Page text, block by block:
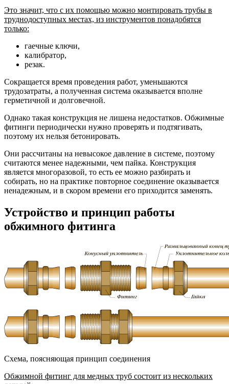
Это значит, что с их помощью можно монтировать трубы в
труднодоступных местах, из инструментов понадобятся
только:
гаечные ключи,
калибратор,
резак.
Сокращается время проведения работ, уменьшаются
трудозатраты, а полученная система оказывается вполне
герметичной и долговечной.
Однако такая конструкция не лишена недостатков. Обжимные
фитинги периодически нужно проверять и подтягивать,
поэтому их нельзя бетонировать.
Они рассчитаны на невысокое давление в системе, поэтому
считаются менее надежными, чем пайка. Конструкция
является многоразовой, то есть ее можно разбирать и
собирать, но на практике повторное соединение оказывается
ненадежным, и в скором времени его приходится заменять.
Устройство и принцип работы
обжимного фитинга
Схема, поясняющая принцип соединения
Обжимной фитинг для медных труб состоит из нескольких